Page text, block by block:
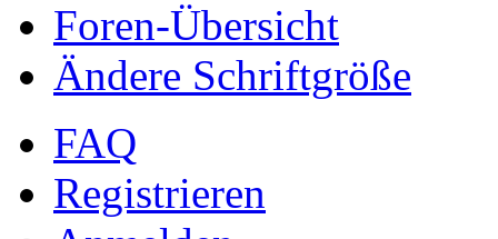
Foren-Übersicht
Ändere Schriftgröße
FAQ
Registrieren